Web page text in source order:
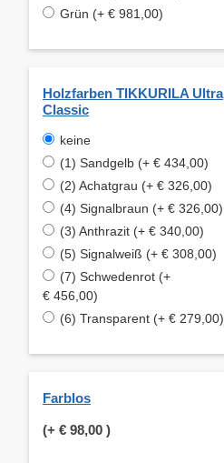
Grün (+ € 981,00)
Holzfarben TIKKURILA Ultra
Classic
keine
(1) Sandgelb (+ € 434,00)
(2) Achatgrau (+ € 326,00)
(4) Signalbraun (+ € 326,00)
(3) Anthrazit (+ € 340,00)
(5) Signalweiß (+ € 308,00)
(7) Schwedenrot (+
€ 456,00)
(6) Transparent (+ € 279,00)
Farblos
(+ € 98,00 )